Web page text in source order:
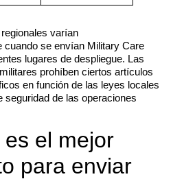
varían
cuando se envían Military Care
lugares de despliegue. Las
prohíben ciertos artículos
en función de las leyes locales
seguridad de las operaciones
el mejor
para enviar